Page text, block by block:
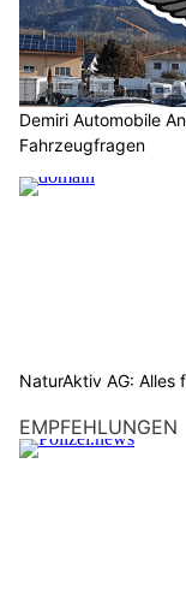
Demiri Automobile
Fahrzeugfragen
NaturAktiv AG:
EMPFEHLUNGEN